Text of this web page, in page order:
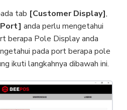
tab [Customer Display],
anda perlu mengetahui
berapa Pole Display anda
pada port berapa pole
ikuti langkahnya dibawah ini.